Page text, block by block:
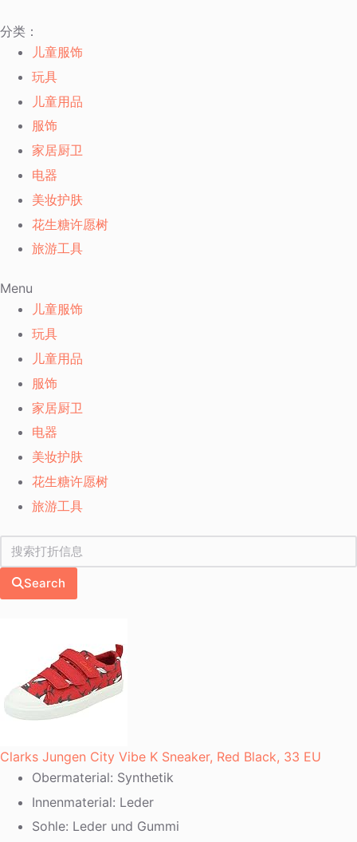
过
内
容
分类：
儿童服饰
玩具
儿童用品
服饰
家居厨卫
电器
美妆护肤
花生糖许愿树
旅游工具
Menu
儿童服饰
玩具
儿童用品
服饰
家居厨卫
电器
美妆护肤
花生糖许愿树
旅游工具
Search
Clarks Jungen City Vibe K Sneaker, Red Black, 33 EU
Obermaterial: Synthetik
Innenmaterial: Leder
Sohle: Leder und Gummi